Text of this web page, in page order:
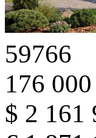
59766
176
$ 2 161